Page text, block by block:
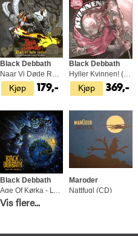
Kjøp
Black Debbath
179,- Kjøp
Black Debbath
369,-
Kjøp
Black Debbath
429,-
Maroder
Nattfugl (CD)
Vis flere...